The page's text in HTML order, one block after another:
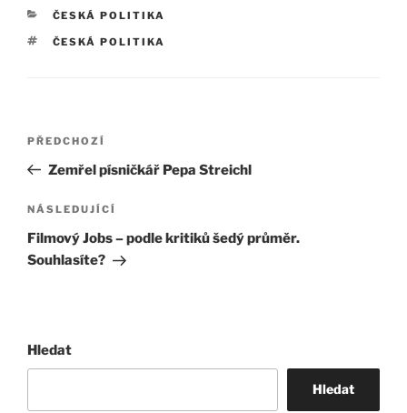
RUBRIKY
ČESKÁ POLITIKA
ŠTÍTKY
ČESKÁ POLITIKA
Navigace
příspěvek
Předchozí
příspěvek
PŘEDCHOZÍ
Zemřel písničkář Pepa Streichl
Následující
příspěvek
NÁSLEDUJÍCÍ
Filmový Jobs – podle kritiků šedý průměr.
Souhlasíte?
Hledat
Hledat